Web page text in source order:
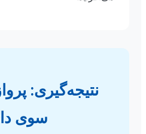
نتیجه‌گیری:
سوی